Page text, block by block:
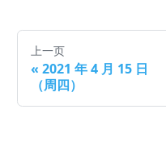
上一页
« 2021 年 4 月 15 日
（周四）